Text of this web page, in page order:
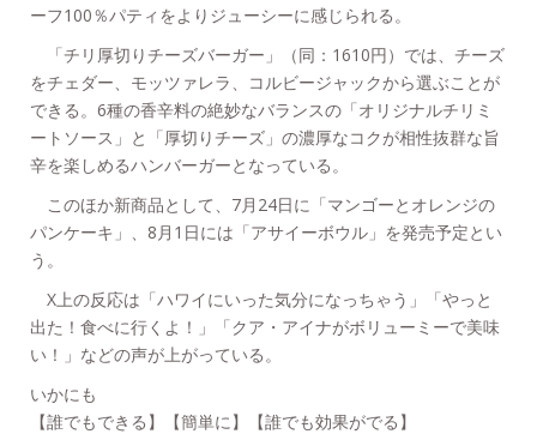
ーフ100％パティをよりジューシーに感じられる。
「チリ厚切りチーズバーガー」（同：1610円）では、チーズ
をチェダー、モッツァレラ、コルビージャックから選ぶことが
できる。6種の香辛料の絶妙なバランスの「オリジナルチリミ
ートソース」と「厚切りチーズ」の濃厚なコクが相性抜群な旨
辛を楽しめるハンバーガーとなっている。
このほか新商品として、7月24日に「マンゴーとオレンジの
パンケーキ」、8月1日には「アサイーボウル」を発売予定とい
う。
X上の反応は「ハワイにいった気分になっちゃう」「やっと
出た！食べに行くよ！」「クア・アイナがボリューミーで美味
い！」などの声が上がっている。
いかにも
【誰でもできる】【簡単に】【誰でも効果がでる】